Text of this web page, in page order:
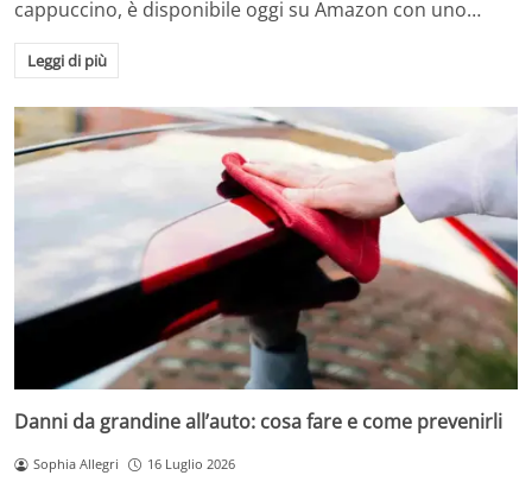
cappuccino, è disponibile oggi su Amazon con uno…
Leggi di più
Danni da grandine all’auto: cosa fare e come prevenirli
Sophia Allegri 16 Luglio 2026